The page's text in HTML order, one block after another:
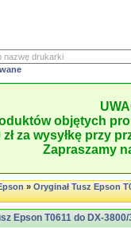
objętych
zł za wysyłkę przy
Zapraszamy
»Oryginał Tusz Epson
Epson T0611 do DX-